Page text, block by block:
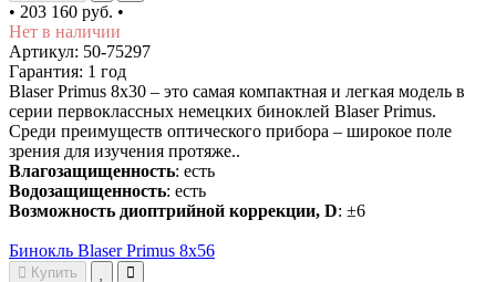
• 203 160 руб. •
Нет в наличии
Артикул: 50-75297
Гарантия: 1 год
Blaser Primus 8х30 – это самая компактная и легкая модель в
серии первоклассных немецких биноклей Blaser Primus.
Среди преимуществ оптического прибора – широкое поле
зрения для изучения протяже..
Влагозащищенность: есть
Водозащищенность: есть
Возможность диоптрийной коррекции, D: ±6
Бинокль Blaser Primus 8х56
Купить